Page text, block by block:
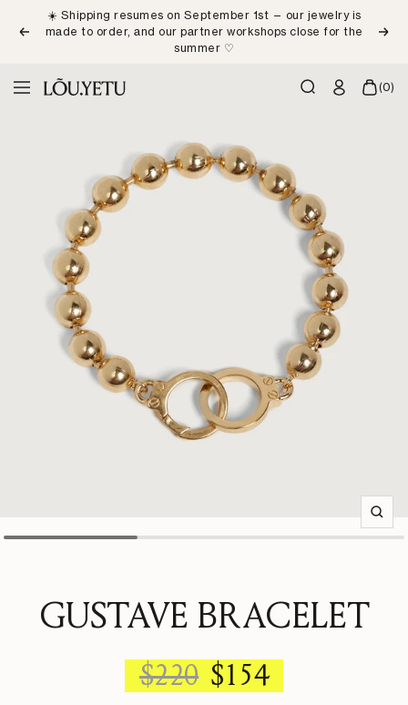
contentPrevious
☀️ Shipping resumes on September 1st — our jewelry is
made to order, and our partner workshops close for the
summer ♡
Next
NavigationLÕU.YETU
(0)
Zoom
GUSTAVE BRACELET
REGULAR
$220 SALE
$154